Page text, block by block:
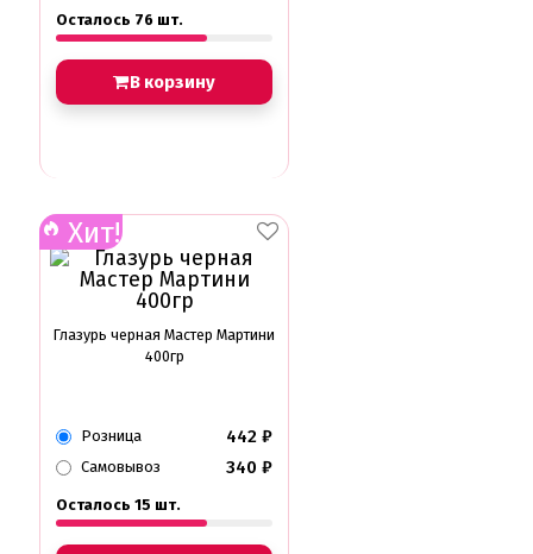
Осталось 76 шт.
В корзину
Хит!
Глазурь черная Мастер Мартини
400гр
Розница 442 ₽
Самовывоз 340 ₽
Осталось 15 шт.